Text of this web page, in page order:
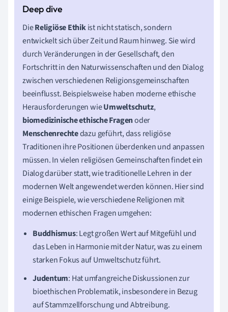
DieReligiöse Ethikist nicht statisch, sondern
entwickelt sich über Zeit und Raum hinweg. Sie wird
durch Veränderungen in der Gesellschaft, den
Fortschritt in den Naturwissenschaften und den Dialog
zwischen verschiedenen Religionsgemeinschaften
beeinflusst. Beispielsweise haben moderne ethische
Herausforderungen wieUmweltschutz,
biomedizinische ethische Fragenoder
Menschenrechtedazu geführt, dass religiöse
Traditionen ihre Positionen überdenken und anpassen
müssen. In vielen religiösen Gemeinschaften findet ein
Dialog darüber statt, wie traditionelle Lehren in der
modernen Welt angewendet werden können. Hier sind
einige Beispiele, wie verschiedene Religionen mit
modernen ethischen Fragen umgehen:
Buddhismus: Legt großen Wert auf Mitgefühl und
das Leben in Harmonie mit der Natur, was zu einem
starken Fokus auf Umweltschutz führt.
Judentum: Hat umfangreiche Diskussionen zur
bioethischen Problematik, insbesondere in Bezug
auf Stammzellforschung und Abtreibung.